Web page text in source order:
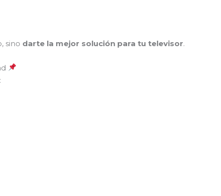
sino darte la mejor solución para tu televisor.